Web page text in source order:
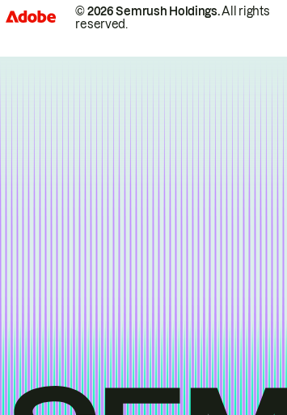
© 2026 Semrush Holdings.All rights
reserved.